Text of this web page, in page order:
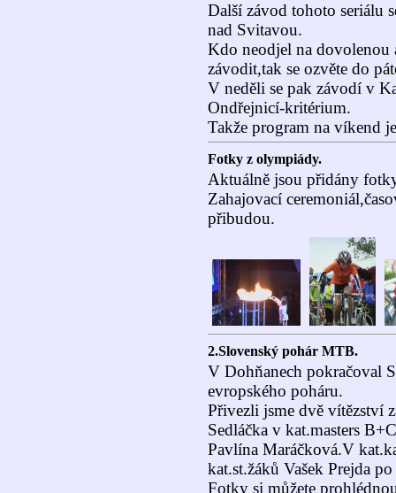
Další závod tohoto seriálu
nad Svitavou.
Kdo neodjel na dovolenou
závodit,tak se ozvěte do
V neděli se pak závodí v
Ondřejnicí-kritérium.
Takže program na víkend
Fotky z olympiády.
Aktuálně jsou přidány
Zahajovací
přibudou.
2.Slovenský pohár MTB.
V Dohňanech pokračoval
evropského poháru.
Přivezli jsme dvě vítězství
Sedláčka v kat.masters
Pavlína Maráčková.V
kat.st.žáků Vašek Prejda
Fotky si můžete